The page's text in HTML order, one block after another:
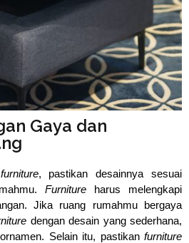
Gaya dan
, pastikan desainnya sesuai
Furniture harus melengkapi
Jika ruang rumahmu bergaya
dengan desain yang sederhana,
Selain itu, pastikan